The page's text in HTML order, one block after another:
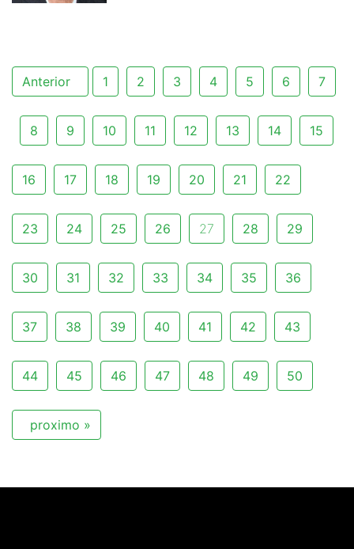
Anterior 1 2 3 4 5 6 7
8 9 10 11 12 13 14 15
16 17 18 19 20 21 22
23 24 25 26 27 28 29
30 31 32 33 34 35 36
37 38 39 40 41 42 43
44 45 46 47 48 49 50
proximo »